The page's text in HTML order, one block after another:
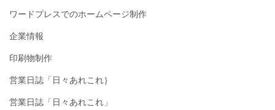
ワードプレスでのホームページ制作
企業情報
印刷物制作
営業日誌「日々あれこれ｝
営業日誌「日々あれこれ」